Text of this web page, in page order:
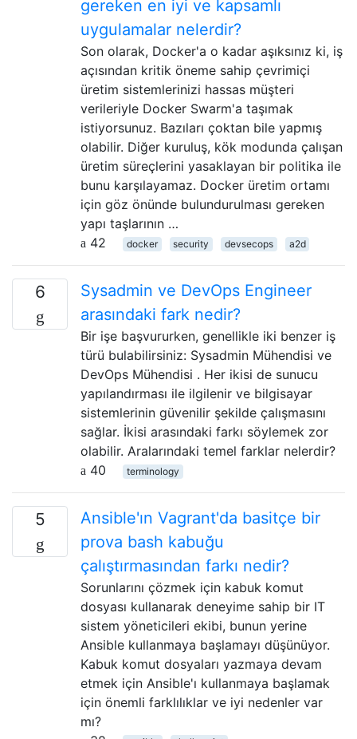
gereken en iyi ve kapsamlı
uygulamalar nelerdir?
Son olarak, Docker'a o kadar aşıksınız ki, iş
açısından kritik öneme sahip çevrimiçi
üretim sistemlerinizi hassas müşteri
verileriyle Docker Swarm'a taşımak
istiyorsunuz. Bazıları çoktan bile yapmış
olabilir. Diğer kuruluş, kök modunda çalışan
üretim süreçlerini yasaklayan bir politika ile
bunu karşılayamaz. Docker üretim ortamı
için göz önünde bulundurulması gereken
yapı taşlarının …
42
docker security devsecops a2d
6
Sysadmin ve DevOps Engineer
arasındaki fark nedir?
Bir işe başvururken, genellikle iki benzer iş
türü bulabilirsiniz: Sysadmin Mühendisi ve
DevOps Mühendisi . Her ikisi de sunucu
yapılandırması ile ilgilenir ve bilgisayar
sistemlerinin güvenilir şekilde çalışmasını
sağlar. İkisi arasındaki farkı söylemek zor
olabilir. Aralarındaki temel farklar nelerdir?
40
terminology
5
Ansible'ın Vagrant'da basitçe bir
prova bash kabuğu
çalıştırmasından farkı nedir?
Sorunlarını çözmek için kabuk komut
dosyası kullanarak deneyime sahip bir IT
sistem yöneticileri ekibi, bunun yerine
Ansible kullanmaya başlamayı düşünüyor.
Kabuk komut dosyaları yazmaya devam
etmek için Ansible'ı kullanmaya başlamak
için önemli farklılıklar ve iyi nedenler var
mı?